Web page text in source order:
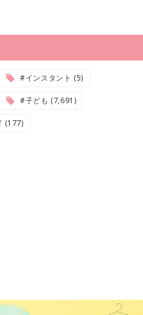
#インスタント (5)
#子ども (7,691)
(177)